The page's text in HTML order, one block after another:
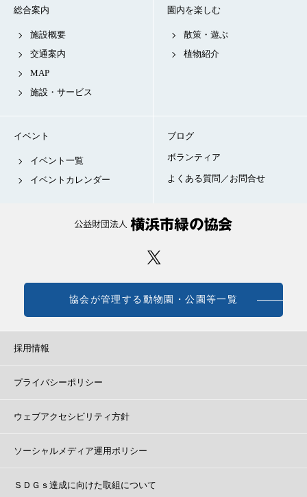
総合案内
施設概要
交通案内
MAP
施設・サービス
園内を楽しむ
散策・遊ぶ
植物紹介
イベント
イベント一覧
イベントカレンダー
ブログ
ボランティア
よくある質問／お問合せ
協会が管理する動物園・公園等一覧
採用情報
プライバシーポリシー
ウェブアクセシビリティ方針
ソーシャルメディア運用ポリシー
ＳＤＧｓ達成に向けた取組について